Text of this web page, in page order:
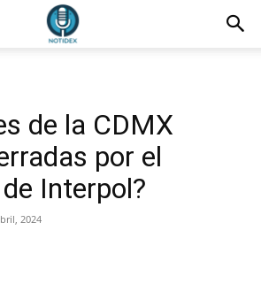
de la CDMX
por el
Interpol?
2024